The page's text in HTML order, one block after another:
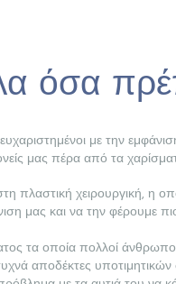
όσα
με την
μας πέρα από τα
πλαστική χειρουργική, η
μας και να την φέρουμε
τα οποία πολλοί άνθρωποι
αποδέκτες